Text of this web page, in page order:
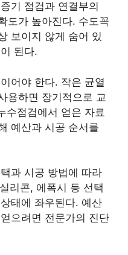
기 점검과 연결부의
도가 높아진다. 수도꼭
보이지 않게 숨어 있
된다.
어야 한다. 작은 균열
용하면 장기적으로 교
수점검에서 얻은 자료
예산과 시공 순서를
과 시공 방법에 따라
리콘, 에폭시 등 선택
태에 좌우된다. 예산
으려면 전문가의 진단